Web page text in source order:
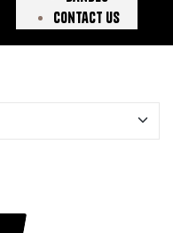
Contact Us